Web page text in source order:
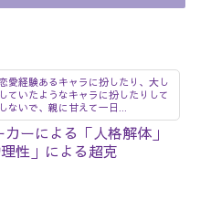
愛経験あるキャラに扮したり、大し
ていたようなキャラに扮したりして
いで、親に甘えて一日...
ーによる「人格解体」
性」による超克